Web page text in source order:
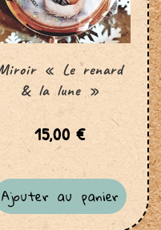
« Le renard
& la lune »
15,00€
Ajouter au panier